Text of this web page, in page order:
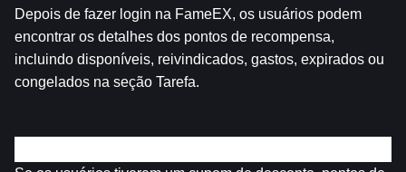
Depois de fazer login na FameEX, os usuários podem
encontrar os detalhes dos pontos de recompensa,
incluindo disponíveis, reivindicados, gastos, expirados ou
congelados na seção Tarefa.